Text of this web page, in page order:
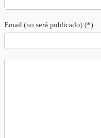
Email (no será publicado) (*)